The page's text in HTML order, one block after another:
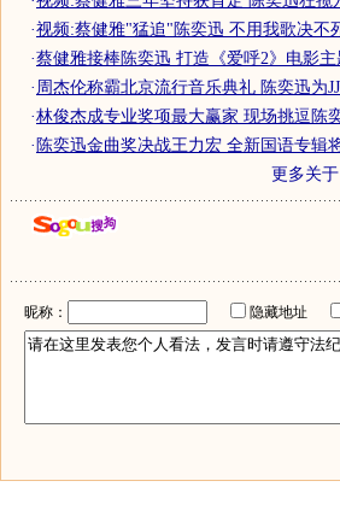
·视频:蔡健雅"猛追"陈奕迅 不用我歌决不
·蔡健雅接棒陈奕迅 打造《爱呼2》电影主
· 周杰伦称霸北京流行音乐典礼 陈奕迅为
·林俊杰成专业奖项最大赢家 现场挑逗陈奕
· 陈奕迅金曲奖决战王力宏 全新国语专辑
更多关于
昵称： 隐藏地址